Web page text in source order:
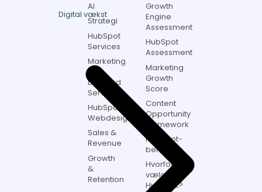
Digital vækst
AI
Strategi
HubSpot
Services
Marketing
&
Demand
Services
HubSpot
Webdesign
Sales &
Revenue
Growth
&
Retention
Growth
Engine
Assessment
HubSpot
Assessment
Marketing
Growth
Score
Content
Opportunity
Framework
HubSpot-
beregner
Hvorfor
vælge
HubSpot?